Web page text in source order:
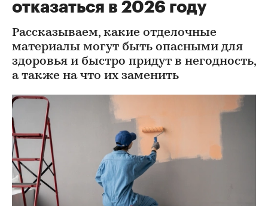
отказаться в 2026 году
Рассказываем, какие отделочные
материалы могут быть опасными для
здоровья и быстро придут в негодность,
а также на что их заменить